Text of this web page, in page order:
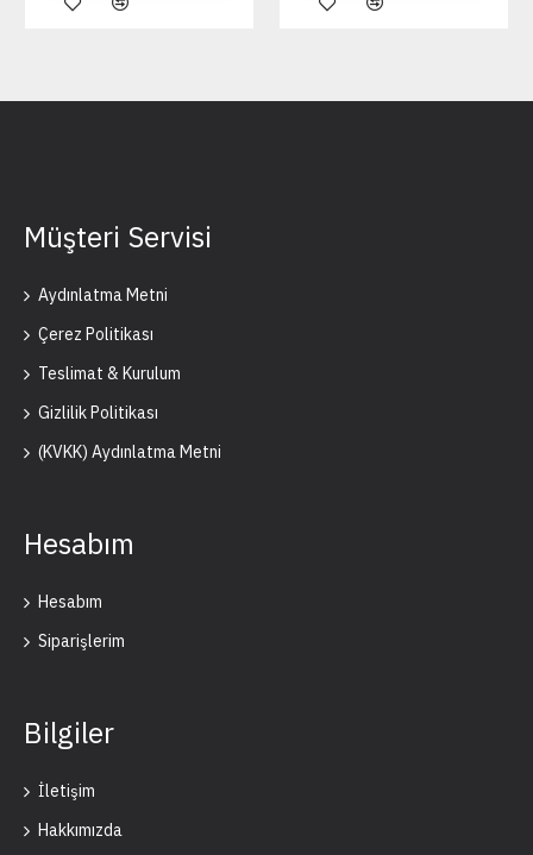
Müşteri Servisi
Aydınlatma Metni
Çerez Politikası
Teslimat & Kurulum
Gizlilik Politikası
(KVKK) Aydınlatma Metni
Hesabım
Hesabım
Siparişlerim
Bilgiler
İletişim
Hakkımızda